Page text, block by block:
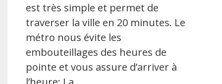
est très simple et permet de
traverser la ville en 20 minutes. Le
métro nous évite les
embouteillages des heures de
pointe et vous assure d’arriver à